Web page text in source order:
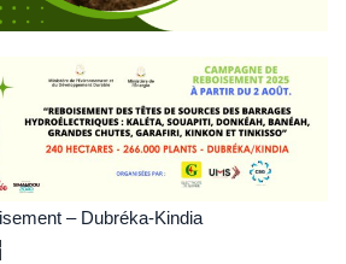
– Dubréka-Kindia